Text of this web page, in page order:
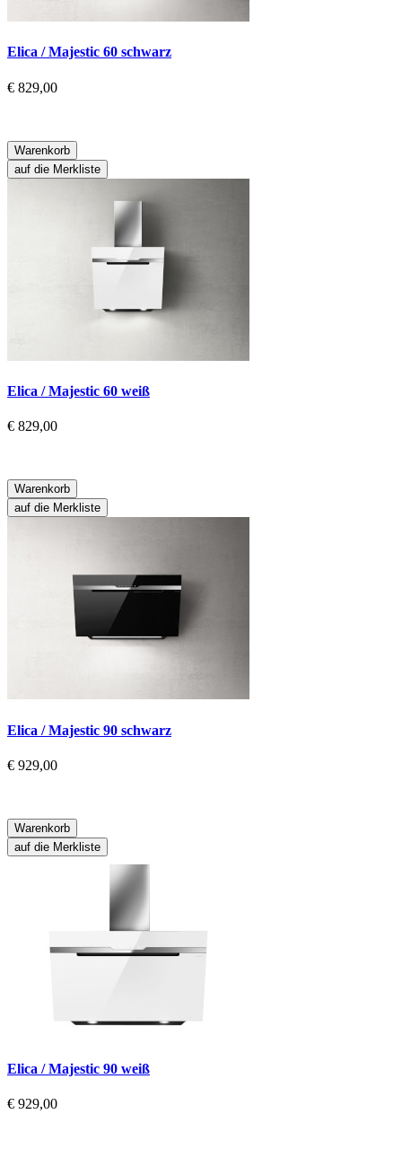
Elica / Majestic 60 schwarz
€ 829,00
Warenkorb
auf die Merkliste
Elica / Majestic 60 weiß
€ 829,00
Warenkorb
auf die Merkliste
Elica / Majestic 90 schwarz
€ 929,00
Warenkorb
auf die Merkliste
Elica / Majestic 90 weiß
€ 929,00